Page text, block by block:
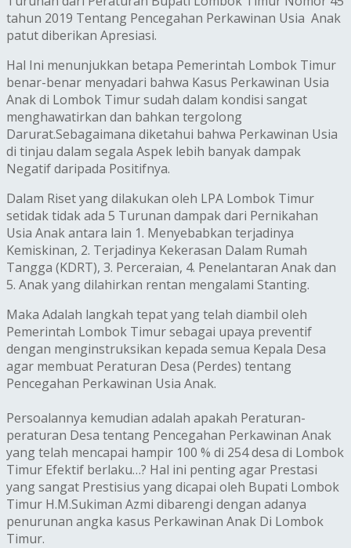
tahun 2019 Tentang Pencegahan Perkawinan Usia Anak
patut diberikan Apresiasi.
Hal Ini menunjukkan betapa Pemerintah Lombok Timur
benar-benar menyadari bahwa Kasus Perkawinan Usia
Anak di Lombok Timur sudah dalam kondisi sangat
menghawatirkan dan bahkan tergolong
Darurat.Sebagaimana diketahui bahwa Perkawinan Usia
di tinjau dalam segala Aspek lebih banyak dampak
Negatif daripada Positifnya.
Dalam Riset yang dilakukan oleh LPA Lombok Timur
setidak tidak ada 5 Turunan dampak dari Pernikahan
Usia Anak antara lain 1. Menyebabkan terjadinya
Kemiskinan, 2. Terjadinya Kekerasan Dalam Rumah
Tangga (KDRT), 3. Perceraian, 4. Penelantaran Anak dan
5. Anak yang dilahirkan rentan mengalami Stanting.
Maka Adalah langkah tepat yang telah diambil oleh
Pemerintah Lombok Timur sebagai upaya preventif
dengan menginstruksikan kepada semua Kepala Desa
agar membuat Peraturan Desa (Perdes) tentang
Pencegahan Perkawinan Usia Anak.
Persoalannya kemudian adalah apakah Peraturan-
peraturan Desa tentang Pencegahan Perkawinan Anak
yang telah mencapai hampir 100 % di 254 desa di Lombok
Timur Efektif berlaku…? Hal ini penting agar Prestasi
yang sangat Prestisius yang dicapai oleh Bupati Lombok
Timur H.M.Sukiman Azmi dibarengi dengan adanya
penurunan angka kasus Perkawinan Anak Di Lombok
Timur.